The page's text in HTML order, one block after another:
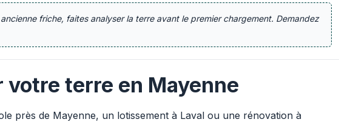
friche, faites analyser la terre avant le premier chargement. Demandez
votre terre en Mayenne
près de Mayenne, un lotissement à Laval ou une rénovation à